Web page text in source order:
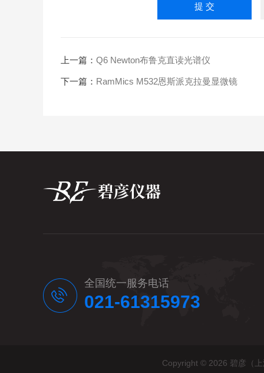
上一篇： Q6 Newton布鲁克直读光谱仪
下一篇： RamMics M532恩斯派克拉曼显微镜
全国统一服务电话
021-61315973
Copyright © 2026 碧彦（